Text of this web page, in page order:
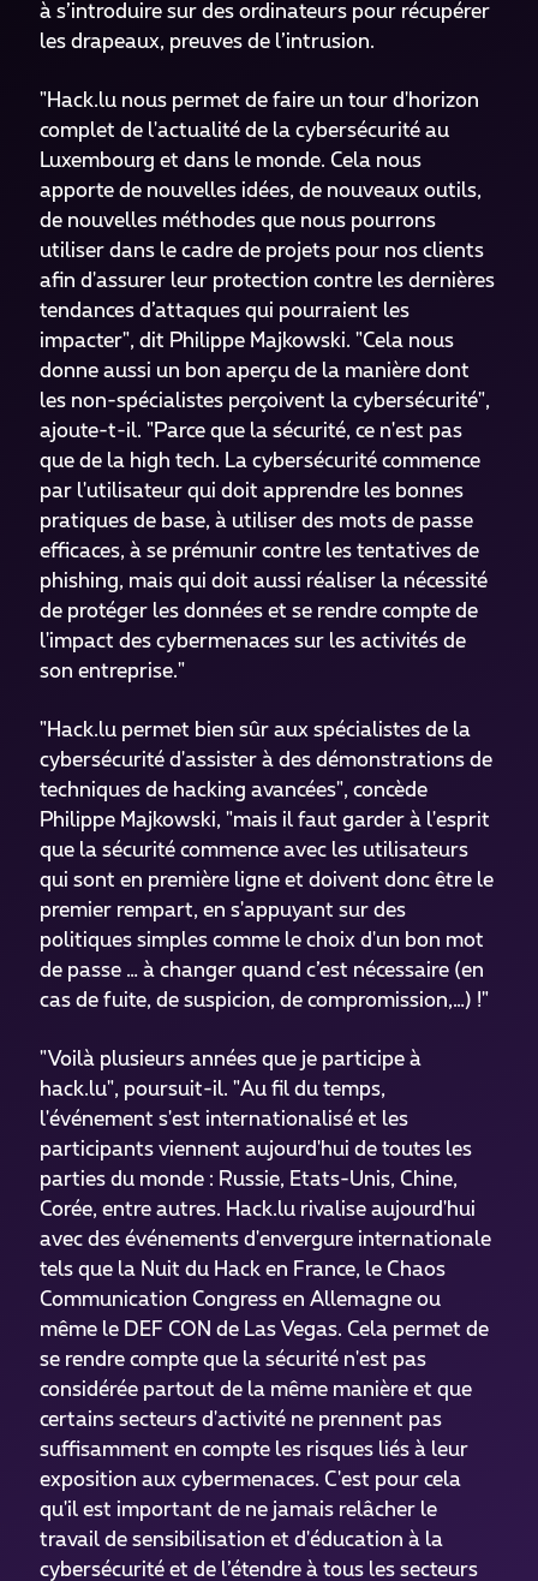
à s’introduire sur des ordinateurs pour récupérer
les drapeaux, preuves de l’intrusion.
"Hack.lu nous permet de faire un tour d'horizon
complet de l'actualité de la cybersécurité au
Luxembourg et dans le monde. Cela nous
apporte de nouvelles idées, de nouveaux outils,
de nouvelles méthodes que nous pourrons
utiliser dans le cadre de projets pour nos clients
afin d'assurer leur protection contre les dernières
tendances d’attaques qui pourraient les
impacter", dit Philippe Majkowski. "Cela nous
donne aussi un bon aperçu de la manière dont
les non-spécialistes perçoivent la cybersécurité",
ajoute-t-il. "Parce que la sécurité, ce n'est pas
que de la high tech. La cybersécurité commence
par l'utilisateur qui doit apprendre les bonnes
pratiques de base, à utiliser des mots de passe
efficaces, à se prémunir contre les tentatives de
phishing, mais qui doit aussi réaliser la nécessité
de protéger les données et se rendre compte de
l'impact des cybermenaces sur les activités de
son entreprise."
"Hack.lu permet bien sûr aux spécialistes de la
cybersécurité d'assister à des démonstrations de
techniques de hacking avancées", concède
Philippe Majkowski, "mais il faut garder à l'esprit
que la sécurité commence avec les utilisateurs
qui sont en première ligne et doivent donc être le
premier rempart, en s'appuyant sur des
politiques simples comme le choix d'un bon mot
de passe … à changer quand c’est nécessaire (en
cas de fuite, de suspicion, de compromission,…) !"
"Voilà plusieurs années que je participe à
hack.lu", poursuit-il. "Au fil du temps,
l'événement s'est internationalisé et les
participants viennent aujourd'hui de toutes les
parties du monde : Russie, Etats-Unis, Chine,
Corée, entre autres. Hack.lu rivalise aujourd'hui
avec des événements d'envergure internationale
tels que la Nuit du Hack en France, le Chaos
Communication Congress en Allemagne ou
même le DEF CON de Las Vegas. Cela permet de
se rendre compte que la sécurité n'est pas
considérée partout de la même manière et que
certains secteurs d'activité ne prennent pas
suffisamment en compte les risques liés à leur
exposition aux cybermenaces. C'est pour cela
qu'il est important de ne jamais relâcher le
travail de sensibilisation et d'éducation à la
cybersécurité et de l’étendre à tous les secteurs